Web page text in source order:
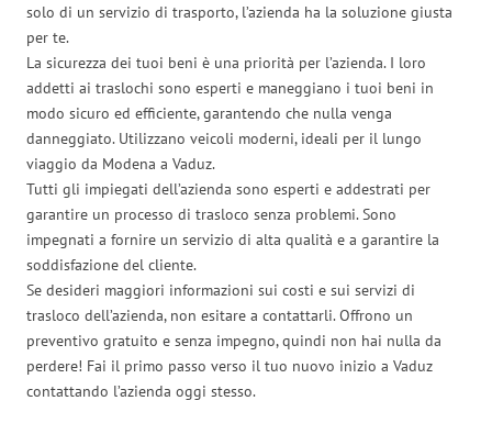
solo di un servizio di trasporto, l’azienda ha la soluzione giusta
per te.
La sicurezza dei tuoi beni è una priorità per l’azienda. I loro
addetti ai traslochi sono esperti e maneggiano i tuoi beni in
modo sicuro ed efficiente, garantendo che nulla venga
danneggiato. Utilizzano veicoli moderni, ideali per il lungo
viaggio da Modena a Vaduz.
Tutti gli impiegati dell’azienda sono esperti e addestrati per
garantire un processo di trasloco senza problemi. Sono
impegnati a fornire un servizio di alta qualità e a garantire la
soddisfazione del cliente.
Se desideri maggiori informazioni sui costi e sui servizi di
trasloco dell’azienda, non esitare a contattarli. Offrono un
preventivo gratuito e senza impegno, quindi non hai nulla da
perdere! Fai il primo passo verso il tuo nuovo inizio a Vaduz
contattando l’azienda oggi stesso.